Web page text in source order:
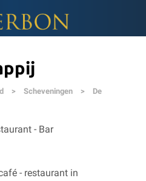
> Scheveningen >
De
- Bar
- restaurant in